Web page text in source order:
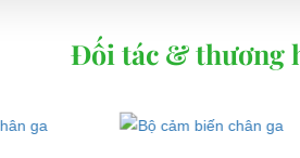
Đối tác & thương